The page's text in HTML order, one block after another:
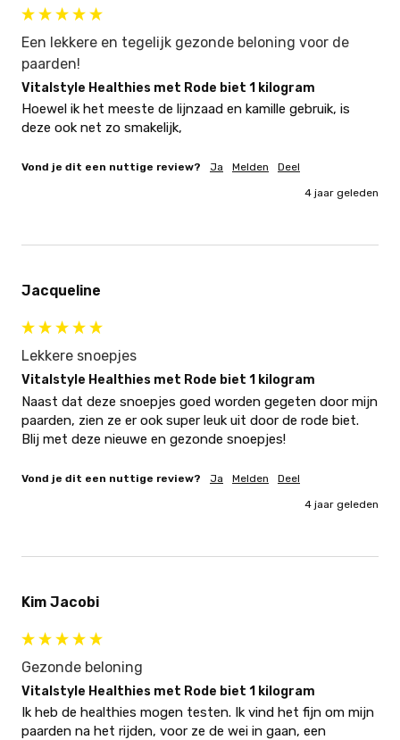
Een lekkere en tegelijk gezonde beloning voor de
paarden!
Vitalstyle Healthies met Rode biet 1 kilogram
Hoewel ik het meeste de lijnzaad en kamille gebruik, is
deze ook net zo smakelijk,
Vond je dit een nuttige review? Ja Melden Deel
4 jaar geleden
Jacqueline
Lekkere snoepjes
Vitalstyle Healthies met Rode biet 1 kilogram
Naast dat deze snoepjes goed worden gegeten door mijn
paarden, zien ze er ook super leuk uit door de rode biet.
Blij met deze nieuwe en gezonde snoepjes!
Vond je dit een nuttige review? Ja Melden Deel
4 jaar geleden
Kim Jacobi
Gezonde beloning
Vitalstyle Healthies met Rode biet 1 kilogram
Ik heb de healthies mogen testen. Ik vind het fijn om mijn
paarden na het rijden, voor ze de wei in gaan, een